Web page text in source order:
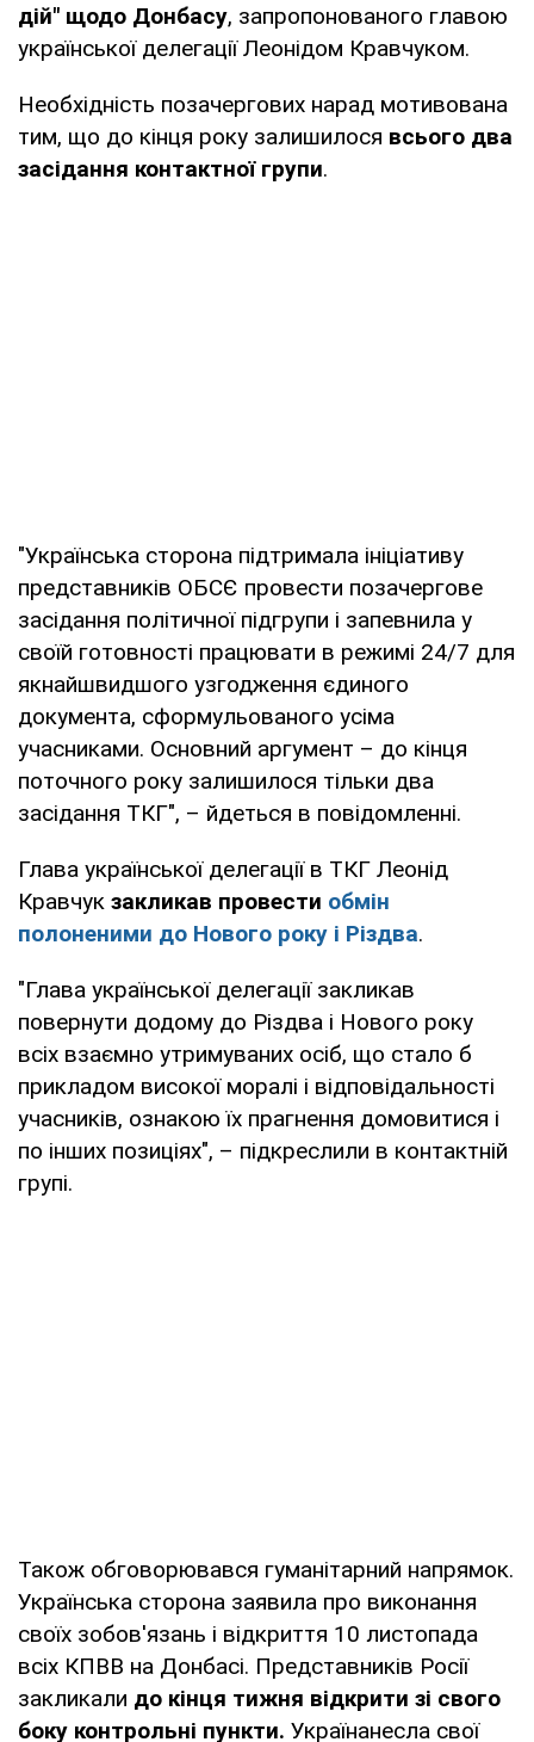
дій" щодо Донбасу, запропонованого главою
української делегації Леонідом Кравчуком.
Необхідність позачергових нарад мотивована
тим, що до кінця року залишилося всього два
засідання контактної групи.
"Українська сторона підтримала ініціативу
представників ОБСЄ провести позачергове
засідання політичної підгрупи і запевнила у
своїй готовності працювати в режимі 24/7 для
якнайшвидшого узгодження єдиного
документа, сформульованого усіма
учасниками. Основний аргумент – до кінця
поточного року залишилося тільки два
засідання ТКГ", – йдеться в повідомленні.
Глава української делегації в ТКГ Леонід
Кравчук закликав провести обмін
полоненими до Нового року і Різдва.
"Глава української делегації закликав
повернути додому до Різдва і Нового року
всіх взаємно утримуваних осіб, що стало б
прикладом високої моралі і відповідальності
учасників, ознакою їх прагнення домовитися і
по інших позиціях", – підкреслили в контактній
групі.
Також обговорювався гуманітарний напрямок.
Українська сторона заявила про виконання
своїх зобов'язань і відкриття 10 листопада
всіх КПВВ на Донбасі. Представників Росії
закликали до кінця тижня відкрити зі свого
боку контрольні пункти. Українанесла свої